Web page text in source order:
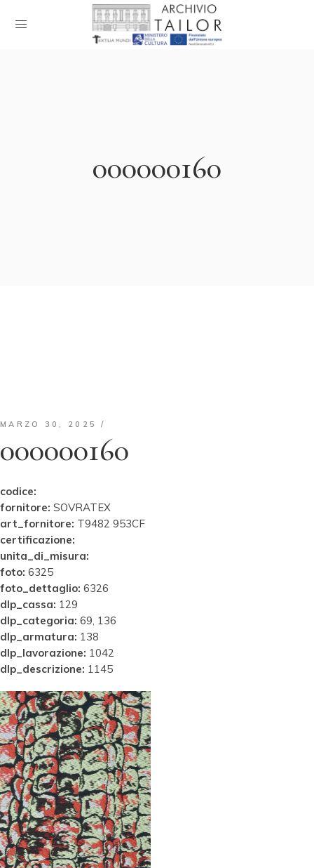
000000160
MARZO 30, 2025
000000160
codice:
fornitore: SOVRATEX
art_fornitore: T9482 953CF
certificazione:
unita_di_misura:
foto: 6325
foto_dettaglio: 6326
dlp_cassa: 129
dlp_categoria: 69, 136
dlp_armatura: 138
dlp_lavorazione: 1042
dlp_descrizione: 1145